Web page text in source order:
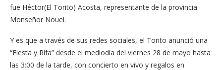
fue Héctor(El Torito) Acosta, representante de la provincia
Monseñor Nouel.
Y es que a través de sus redes sociales, el Torito anunció una
“Fiesta y Rifa” desde el mediodía del vier­nes 28 de mayo hasta
las 3:00 de la tarde, con con­cierto en vivo y regalos en